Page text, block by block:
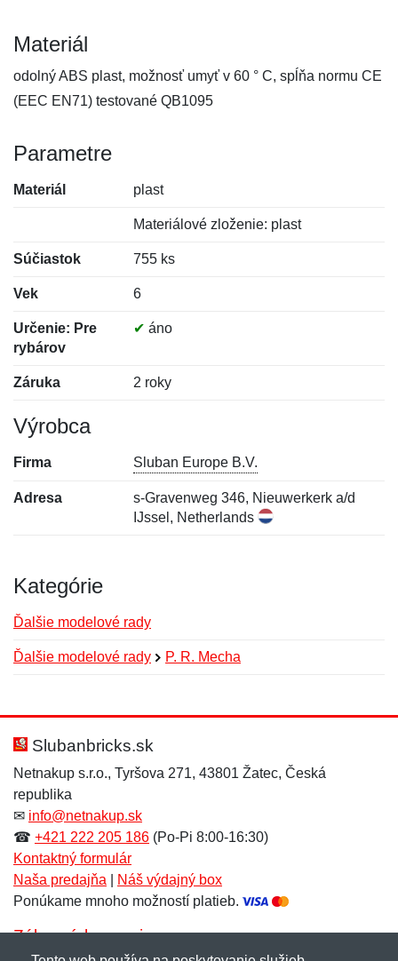
Materiál
odolný ABS plast, možnosť umyť v 60 ° C, spĺňa normu CE
(EEC EN71) testované QB1095
Parametre
Materiál plast
Materiálové zloženie: plast
Súčiastok 755 ks
Vek 6
Určenie: Pre
rybárov
✔ áno
Záruka 2 roky
Výrobca
Firma Sluban Europe B.V.
Adresa
s-Gravenweg 346, Nieuwerkerk a/d
IJssel, Netherlands
Kategórie
Ďalšie modelové rady
Ďalšie modelové rady P. R. Mecha
Hodnotenie:
Meno:*
E-mail:
Meno:
E-mail:*
Správa*
Slubanbricks.sk
Netnakup s.r.o., Tyršova 271, 43801 Žatec, Česká
republika
✉ info@netnakup.sk
☎ +421 222 205 186 (Po-Pi 8:00-16:30)
Kontaktný formulár
Naša predajňa
Náš výdajný box
Ponúkame mnoho možností platieb.
Zákaznícky servis